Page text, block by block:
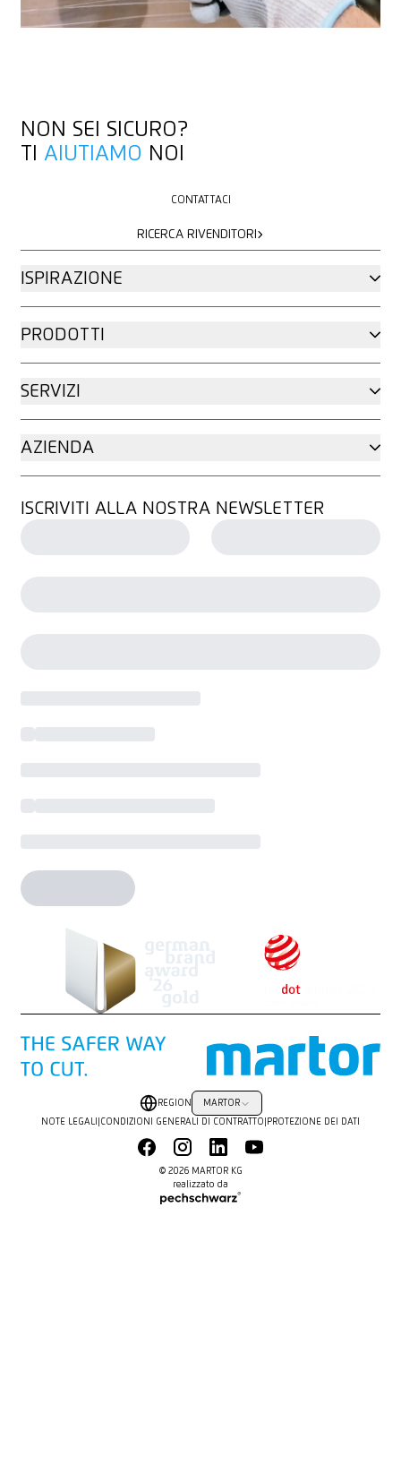
NON SEI SICURO?
TI AIUTIAMO NOI
CONTATTACI
RICERCA RIVENDITORI
ISPIRAZIONE
PRODOTTI
SERVIZI
AZIENDA
ISCRIVITI ALLA NOSTRA NEWSLETTER
© 2026 MARTOR KG
realizzato da
REGION MARTOR
NOTE LEGALI CONDIZIONI GENERALI DI CONTRATTO PROTEZIONE DEI DATI